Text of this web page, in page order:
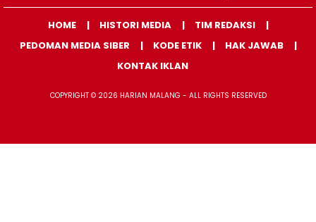
HOME HISTORI MEDIA
TIM REDAKSI
PEDOMAN MEDIA SIBER
KODE ETIK
HAK JAWAB
KONTAK IKLAN
COPYRIGHT © 2026 HARIAN MALANG - ALL RIGHTS RESERVED